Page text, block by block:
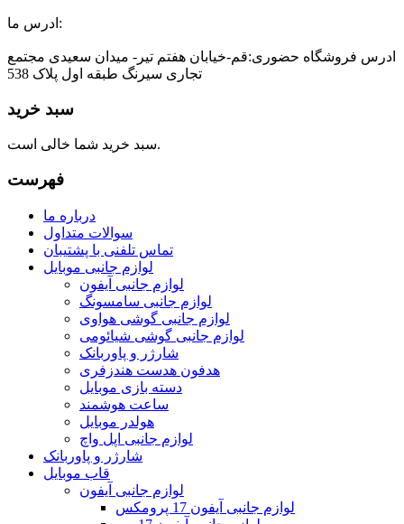
ادرس ما:
ادرس فروشگاه حضوری:قم-خیابان هفتم تیر- میدان سعیدی مجتمع
تجاری سیرنگ طبقه اول پلاک 538
سبد خرید
سبد خرید شما خالی است.
فهرست
درباره ما
سوالات متداول
تماس تلفنی با پشتیبان
لوازم جانبی موبایل
لوازم جانبی آیفون
لوازم جانبی سامسونگ
لوازم جانبی گوشی هواوی
لوازم جانبی گوشی شیائومی
شارژر و پاوربانک
هدفون هدست هندزفری
دسته بازی موبایل
ساعت هوشمند
هولدر موبایل
لوازم جانبی اپل واچ
شارژر و پاوربانک
قاب موبایل
لوازم جانبی آیفون
لوازم جانبی آیفون 17 پرومکس